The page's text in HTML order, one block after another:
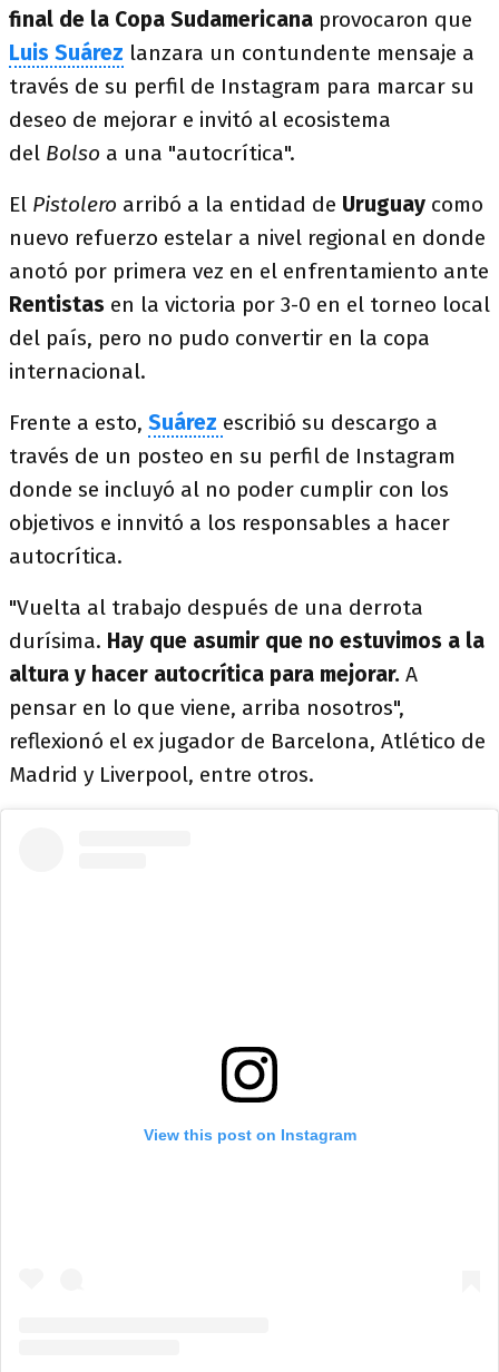
final de la Copa Sudamericana provocaron que
Luis Suárez lanzara un contundente mensaje a
través de su perfil de Instagram para marcar su
deseo de mejorar e invitó al ecosistema
del Bolso a una "autocrítica".
El Pistolero arribó a la entidad de Uruguay como
nuevo refuerzo estelar a nivel regional en donde
anotó por primera vez en el enfrentamiento ante
Rentistas en la victoria por 3-0 en el torneo local
del país, pero no pudo convertir en la copa
internacional.
Frente a esto, Suárez escribió su descargo a
través de un posteo en su perfil de Instagram
donde se incluyó al no poder cumplir con los
objetivos e innvitó a los responsables a hacer
autocrítica.
"Vuelta al trabajo después de una derrota
durísima. Hay que asumir que no estuvimos a la
altura y hacer autocrítica para mejorar. A
pensar en lo que viene, arriba nosotros",
reflexionó el ex jugador de Barcelona, Atlético de
Madrid y Liverpool, entre otros.
View this post on Instagram